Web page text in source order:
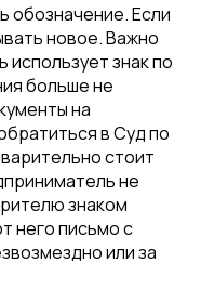
обозначение. Если
новое. Важно
знак по
больше не
на
в Суд по
стоит
не
знаком
него письмо с
или за